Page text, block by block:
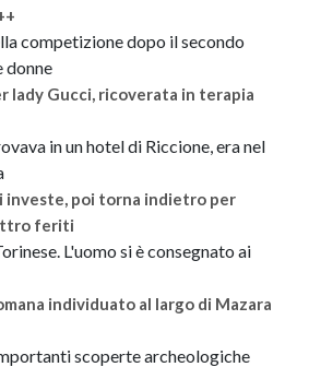
competizione dopo il secondo
donne
lady Gucci, ricoverata in terapia
in un hotel di Riccione, era nel
investe, poi torna indietro per
feriti
L'uomo si è consegnato ai
individuato al largo di Mazara
scoperte archeologiche